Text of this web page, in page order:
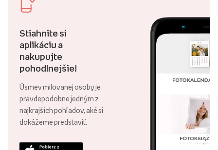
Stiahnite si
aplikáciu a
nakupujte
pohodlnejšie!
Úsmev milovanej osoby je
pravdepodobne jedným z
najkrajších pohľadov, aké si
dokážeme predstaviť.